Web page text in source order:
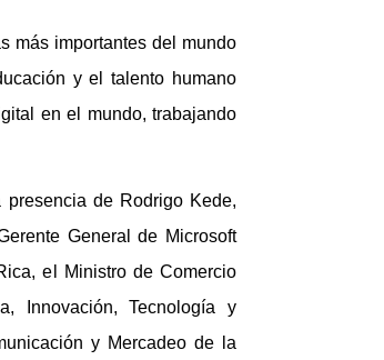
más importantes del mundo
y el talento humano
en el mundo, trabajando
de Rodrigo Kede,
General de Microsoft
el Ministro de Comercio
Innovación, Tecnología y
y Mercadeo de la